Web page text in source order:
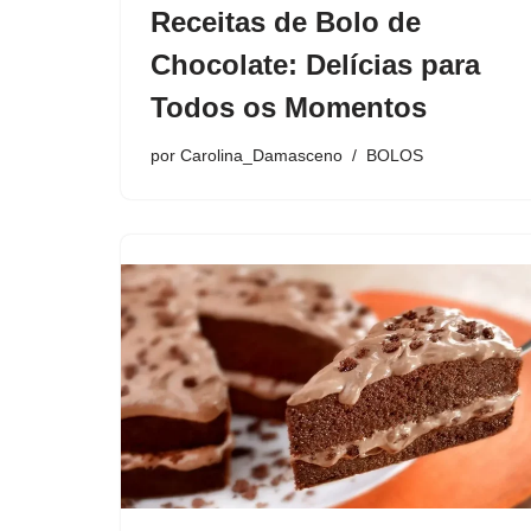
Receitas de Bolo de
Chocolate: Delícias para
Todos os Momentos
por Carolina_Damasceno BOLOS